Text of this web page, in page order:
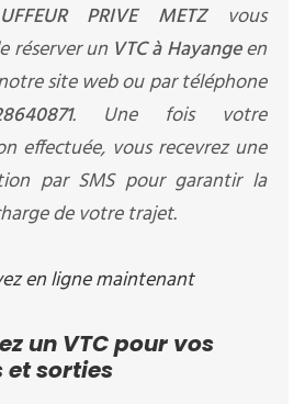
PRIVE METZ vous
réserver un VTC à Hayangeen
site web ou par téléphone
. Une fois votre
effectuée, vous recevrez une
par SMS pour garantir la
de votre trajet.
en ligne maintenant
un VTC pour vos
et sorties